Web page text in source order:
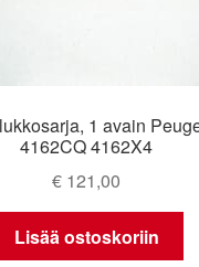
1 avain
4162CQ 4162X4
€ 121,00
Lisää ostoskoriin